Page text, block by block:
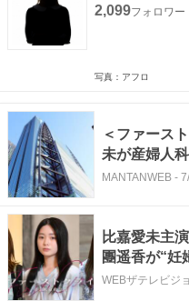
2,099フォロワー
写真：アフロ
＜ファース
未が産婦人
6.8％ 個人
MANTANWEB -
比嘉愛未主
團遥香が“
ファースト
WEBザテレビジ